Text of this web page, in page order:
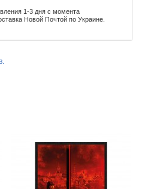
1-3 дня с момента
Новой Почтой по Украине.